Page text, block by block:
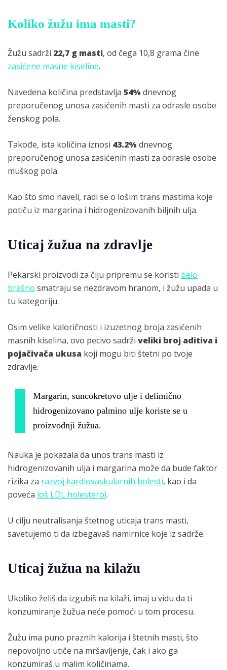
Koliko žužu ima masti?
Žužu sadrži 22,7 g masti, od čega 10,8 grama čine
zasićene masne kiseline.
Navedena količina predstavlja 54%dnevnog
preporučenog unosa zasićenih masti za odrasle osobe
ženskog pola.
Takođe, ista količina iznosi 43.2%dnevnog
preporučenog unosa zasićenih masti za odrasle osobe
muškog pola.
Kao što smo naveli, radi se o lošim trans mastima koje
potiču iz margarina i hidrogenizovanih biljnih ulja.
Uticaj žužua na zdravlje
Pekarski proizvodi za čiju pripremu se koristi belo
brašno smatraju se nezdravom hranom, i žužu upada u
tu kategoriju.
Osim velike kaloričnosti i izuzetnog broja zasićenih
masnih kiselina, ovo pecivo sadrži veliki broj aditiva i
pojačivača ukusa koji mogu biti štetni po tvoje
zdravlje.
Margarin, suncokretovo ulje i delimično
hidrogenizovano palmino ulje koriste se u
proizvodnji žužua.
Nauka je pokazala da unos trans masti iz
hidrogenizovanih ulja i margarina može da bude faktor
rizika za razvoj kardiovaskularnih bolesti, kao i da
poveća loš LDL holesterol.
U cilju neutralisanja štetnog uticaja trans masti,
savetujemo ti da izbegavaš namirnice koje iz sadrže.
Uticaj žužua na kilažu
Ukoliko želiš da izgubiš na kilaži, imaj u vidu da ti
konzumiranje žužua neće pomoći u tom procesu.
Žužu ima puno praznih kalorija i štetnih masti, što
nepovoljno utiče na mršavljenje, čak i ako ga
konzumiraš u malim količinama.